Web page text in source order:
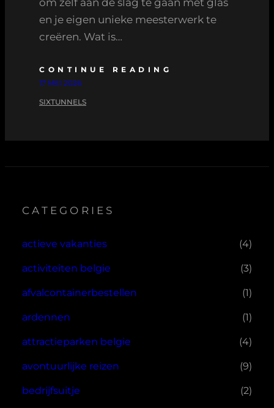
en je eigen unieke meesterwerk te
creëren. Wat is…
CONTINUE READING
17 MEI 2026
SIXTUNNELS
CATEGORIES
actieve vakanties (4)
activiteiten belgie (3)
afvalcontainerbestellen (1)
ardennen (1)
attractieparken belgie (4)
avontuurlijke reizen (9)
bedrijfsuitje (2)